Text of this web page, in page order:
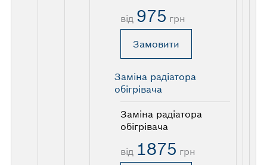
від 975 грн
Замовити
Заміна радіатора
обігрівача
Заміна радіатора
обігрівача
від 1875 грн